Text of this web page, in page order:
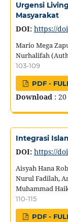
Urgensi
Masyarakat
DOI: https://
Mario Mega
Nurhalifah
103-109
PDF -
Download: 20
Integrasi
DOI: https://
Aisyah Hana
Nurul Fadilah,
Muhammad
110-115
PDF -